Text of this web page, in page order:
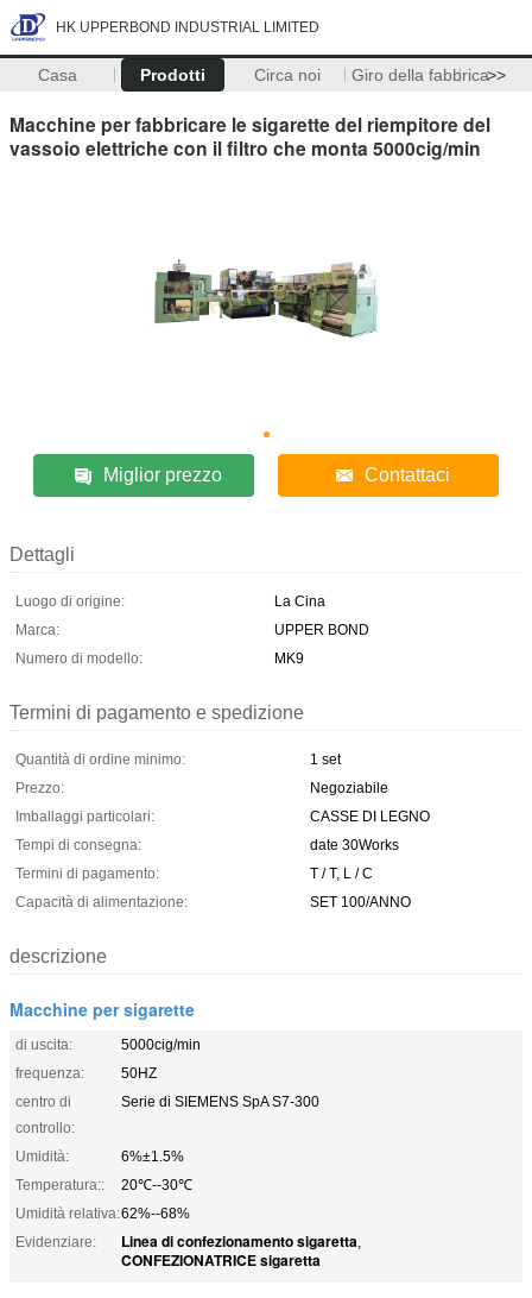
HK UPPERBOND INDUSTRIAL LIMITED
Casa Prodotti Circa noi Giro della fabbrica>>
Macchine per fabbricare le sigarette del riempitore del
vassoio elettriche con il filtro che monta 5000cig/min
Miglior prezzo Contattaci
Dettagli
Luogo di origine:
La Cina
Marca:
UPPER BOND
Numero di modello:
MK9
Termini di pagamento e spedizione
Quantità di ordine minimo:
1 set
Prezzo:
Negoziabile
Imballaggi particolari:
CASSE DI LEGNO
Tempi di consegna:
date 30Works
Termini di pagamento:
T / T, L / C
Capacità di alimentazione:
SET 100/ANNO
descrizione
Macchine per sigarette
di uscita:
5000cig/min
frequenza:
50HZ
centro di
controllo:
Serie di SIEMENS SpA S7-300
Umidità:
6%±1.5%
Temperatura::
20℃--30℃
Umidità relativa:62%--68%
Evidenziare:
Linea di confezionamento sigaretta,
CONFEZIONATRICE sigaretta